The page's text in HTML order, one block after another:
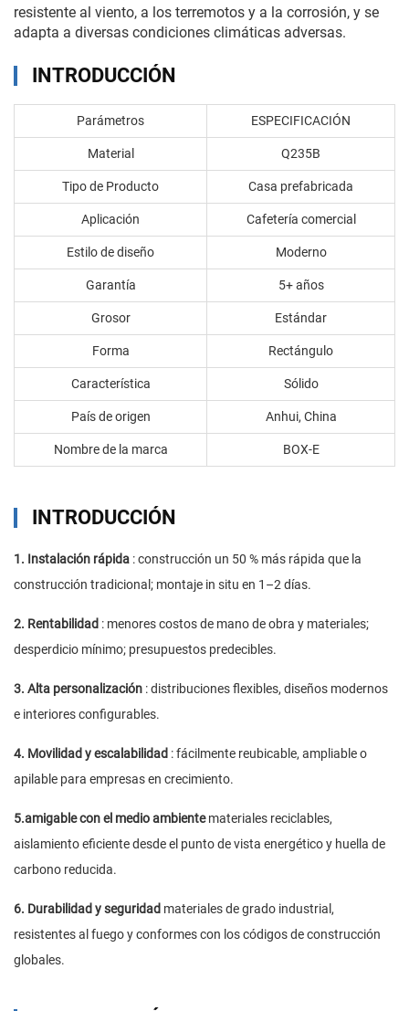
resistente al viento, a los terremotos y a la corrosión, y se
adapta a diversas condiciones climáticas adversas.
INTRODUCCIÓN
Parámetros ESPECIFICACIÓN
Material Q235B
Tipo de Producto Casa prefabricada
Aplicación Cafetería comercial
Estilo de diseño Moderno
Garantía 5+ años
Grosor Estándar
Forma Rectángulo
Característica Sólido
País de origen Anhui, China
Nombre de la marca BOX-E
INTRODUCCIÓN
1. Instalación rápida : construcción un 50 % más rápida que la
construcción tradicional; montaje in situ en 1–2 días.
2. Rentabilidad : menores costos de mano de obra y materiales;
desperdicio mínimo; presupuestos predecibles.
3. Alta personalización : distribuciones flexibles, diseños modernos
e interiores configurables.
4. Movilidad y escalabilidad : fácilmente reubicable, ampliable o
apilable para empresas en crecimiento.
5.amigable con el medio ambientemateriales reciclables,
aislamiento eficiente desde el punto de vista energético y huella de
carbono reducida.
6. Durabilidad y seguridad materiales de grado industrial,
resistentes al fuego y conformes con los códigos de construcción
globales.